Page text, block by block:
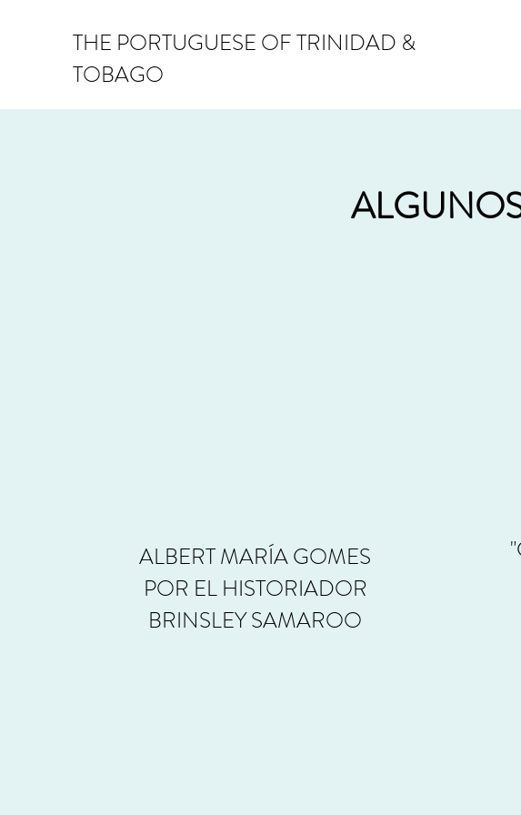
THE PORTUGUESE OF TRINIDAD &
TOBAGO
ALBERT MARÍA GOMES
POR EL HISTORIADOR
BRINSLEY SAMAROO